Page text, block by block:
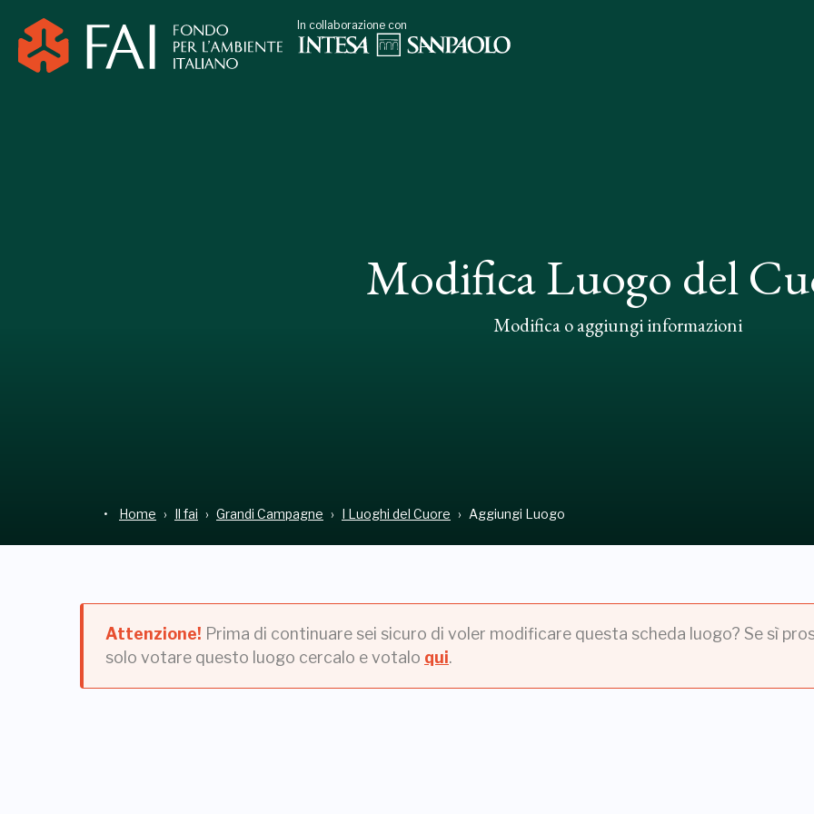
In collaborazione con
Modifica Luogo del
Modifica o aggiungi informazioni
Home Il fai Grandi Campagne I Luoghi del Cuore Aggiungi Luogo
Attenzione! Prima di continuare sei sicuro di voler modificare questa scheda luogo? Se sì
solo votare questo luogo cercalo e votalo qui.